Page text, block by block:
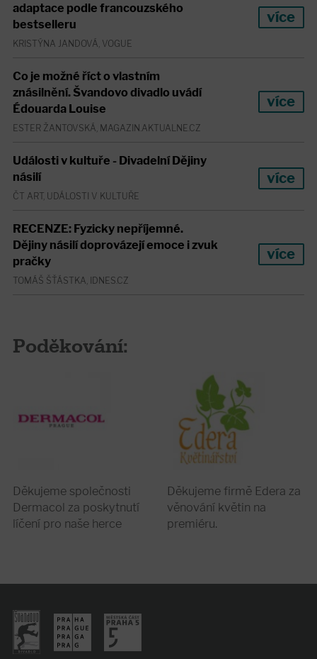
adaptace podle francouzského
bestselleru
KRISTÝNA JANDOVÁ, VOGUE
více
Co je možné říct o vlastním
znásilnění. Švandovo divadlo uvádí
Édouarda Louise
ESTER ŽANTOVSKÁ, MAGAZIN.AKTUALNE.CZ
více
Události v kultuře - Divadelní Dějiny
násilí
ČT ART, UDÁLOSTI V KULTUŘE
více
RECENZE: Fyzicky nepříjemné.
Dějiny násilí doprovázejí emoce i zvuk
pračky
TOMÁŠ ŠŤÁSTKA, IDNES.CZ
více
Poděkování:
Děkujeme společnosti
Dermacol za poskytnutí
líčení pro naše herce
Děkujeme firmě Edera za
věnování květin na
premiéru.